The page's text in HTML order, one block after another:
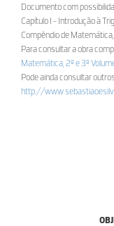
Documento com
Capítulo I - Introdução à
Compêndio de
Para consultar a obra
Matemática, 2º e 3º
Pode ainda consultar
http://